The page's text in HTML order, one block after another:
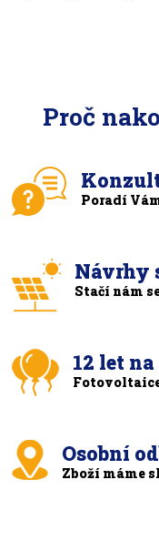
Proč
Poradí
Návrhy
Stačí nám
12 let
Osobní
Zboží máme